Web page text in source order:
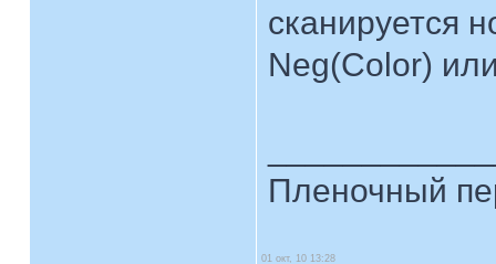
сканируется
Neg(Color)
Пленочный
01 окт, 10 13:28